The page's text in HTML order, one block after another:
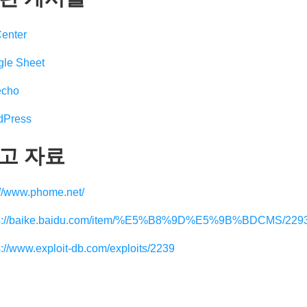
Sheet
자료
www.phome.net/
baike.baidu.com/item/%E5%B8%9D%E5%9B%BDCMS/
www.exploit-db.com/exploits/2239